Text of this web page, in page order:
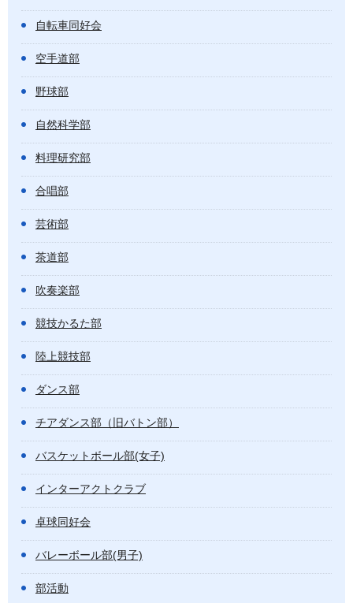
自転車同好会
空手道部
野球部
自然科学部
料理研究部
合唱部
芸術部
茶道部
吹奏楽部
競技かるた部
陸上競技部
ダンス部
チアダンス部（旧バトン部）
バスケットボール部(女子)
インターアクトクラブ
卓球同好会
バレーボール部(男子)
部活動